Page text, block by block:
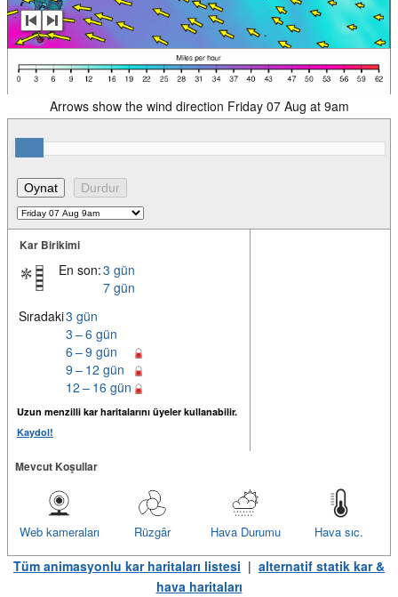
Arrows show the wind direction Friday 07 Aug at 9am
Kar Birikimi
En son:3 gün
7 gün
Sıradaki3 gün
3 – 6 gün
6 – 9 gün
9 – 12 gün
12 – 16 gün
Uzun menzilli kar haritalarını üyeler kullanabilir.
Kaydol!
Mevcut Koşullar
Hava sıc.
Hava Durumu
Rüzgâr
Web kameraları
Tüm animasyonlu kar haritaları listesi | alternatif statik kar &
hava haritaları